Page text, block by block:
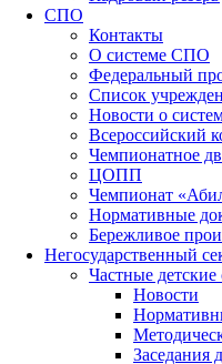
СПО
Контакты
О системе СПО
Федеральный
Список
Новости о
Всероссийский
Чемпионатное
ЦОПП
Чемпионат
Нормативные
Бережливое
Негосударственный
Частные детские
Новости
Заседания